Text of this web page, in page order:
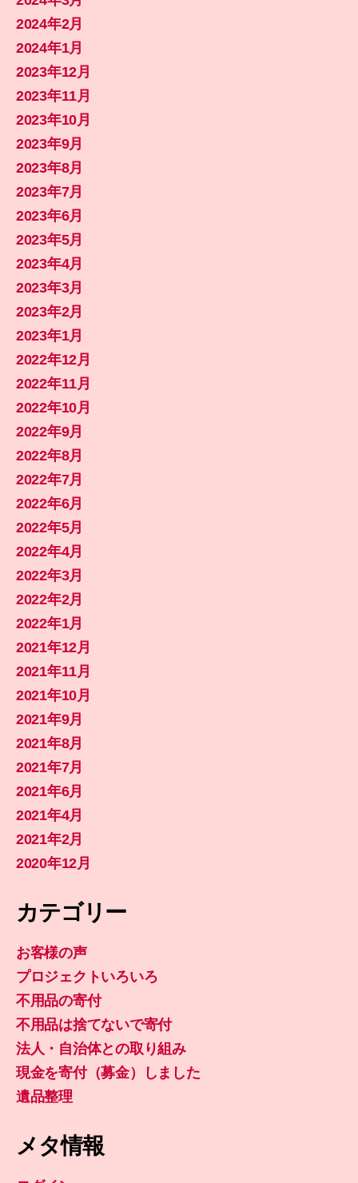
2024年2月
2024年1月
2023年12月
2023年11月
2023年10月
2023年9月
2023年8月
2023年7月
2023年6月
2023年5月
2023年4月
2023年3月
2023年2月
2023年1月
2022年12月
2022年11月
2022年10月
2022年9月
2022年8月
2022年7月
2022年6月
2022年5月
2022年4月
2022年3月
2022年2月
2022年1月
2021年12月
2021年11月
2021年10月
2021年9月
2021年8月
2021年7月
2021年6月
2021年4月
2021年2月
2020年12月
カテゴリー
お客様の声
プロジェクトいろいろ
不用品の寄付
不用品は捨てないで寄付
法人・自治体との取り組み
現金を寄付（募金）しました
遺品整理
メタ情報